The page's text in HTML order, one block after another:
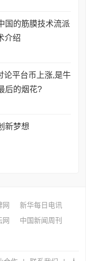
国的筋膜技术流派
介绍
论平台币上涨,是牛
后的烟花?
新梦想
网
新华每日电讯
网
中国新闻周刊